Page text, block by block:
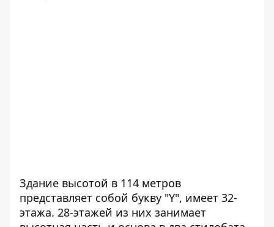
Здание высотой в 114 метров
представляет собой букву "Y", имеет 32-
этажа. 28-этажей из них занимает